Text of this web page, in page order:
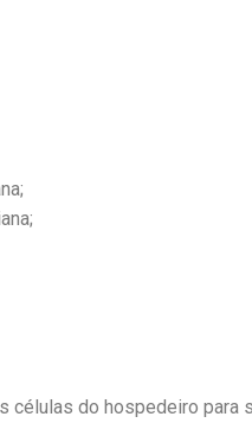
células do hospedeiro para